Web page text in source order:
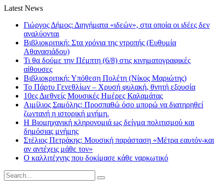
Latest News
Γιώργος Δήμος: Διηγήματα «ιδεών», στα οποία οι ιδέες δεν
αναλύονται
Βιβλιοκριτική: Στα χρόνια της ντροπής (Ευθυμία
Αθανασιάδου)
Τι θα δούμε την Πέμπτη (6/8) στις κινηματογραφικές
αίθουσες
Βιβλιοκριτική: Υπόθεση Πολέτη (Νίκος Μαριώτης)
Το Πάρτυ Γενεθλίων – Χρυσή φυλακή, θνητή εξουσία
10ες Διεθνείς Μουσικές Ημέρες Καλαμάτας
Αιμίλιος Σαμόλης: Προσπαθώ όσο μπορώ να διατηρηθεί
ζωντανή η ιστορική μνήμη.
Η Βιομηχανική κληρονομιά ως δείγμα πολιτισμού και
δημόσιας μνήμης
Στέλιος Πετράκης: Μουσική παράσταση «Μέτρα εαυτόν-και
αν αντέχεις μάθε τον»
Ο καλλιτέχνης που δοκίμασε κάθε ναρκωτικό
Search
for: